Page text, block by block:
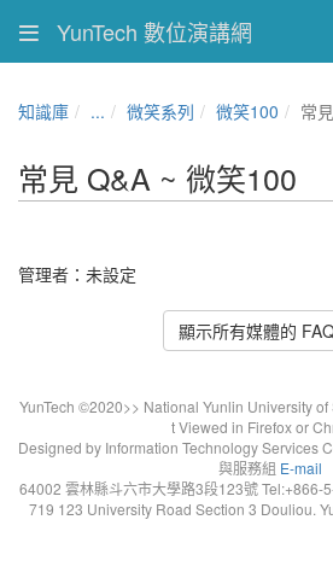
YunTech 數位演講網
知識庫 ... 微笑系列 微笑100 常
常見 Q&A ~ 微笑100
管理者：未設定
顯示所有媒體的
YunTech ©2020>> National Yunlin University
t Viewed in Firefox or
Designed by Information Technology Services
與服務組 E-mail
64002 雲林縣斗六市大學路3段123號 Tel:+866-
719 123 University Road Section 3 Douliou.